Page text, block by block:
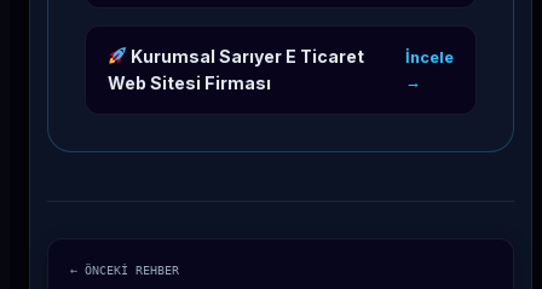
Kurumsal Sarıyer E Ticaret
Web Sitesi Firması
İncele
→
← ÖNCEKİ REHBER